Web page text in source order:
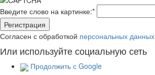
Введите слово на картинке:*
Согласен с обработкой персональных данных
Или используйте социальную сеть
Продолжить с Google